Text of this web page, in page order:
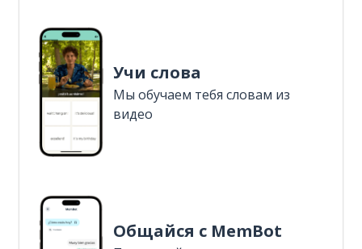
Учи слова
Мы обучаем тебя словам из
видео
Общайся с MemBot